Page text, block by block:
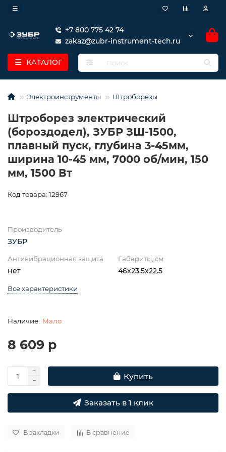
+7 800 775 42 74
zakaz@zubr-instrument-tech.ru
КАТАЛОГ
Электроинструменты Штроборезы
Штроборез электрический
(бороздодел), ЗУБР ЗШ-1500,
плавный пуск, глубина 3-45мм,
ширина 10-45 мм, 7000 об/мин, 150
мм, 1500 Вт
Код товара: 12967
Производитель
ЗУБР
Антивибрационная защита
нет
Габариты, см
46х23.5х22.5
Все характеристики
Мало
8 609 р
Купить
Заказать в 1 клик
В закладки В сравнение